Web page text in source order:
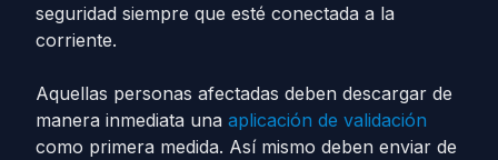
seguridad siempre que esté conectada a la
corriente.
Aquellas personas afectadas deben descargar de
manera inmediata una aplicación de validación
como primera medida. Así mismo deben enviar de